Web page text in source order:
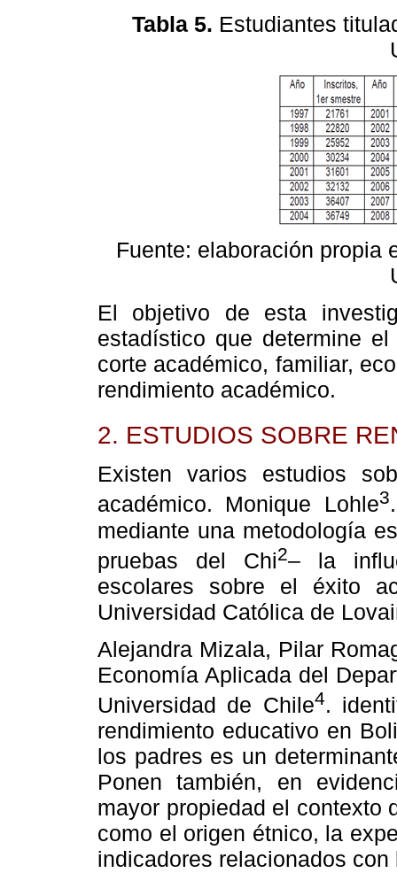
Tabla 5. Estudiantes
Fuente: elaboración propia
El objetivo de esta
estadístico que determine
corte académico, familiar,
rendimiento académico.
2. ESTUDIOS SOBRE
Existen varios estudios
académico. Monique Lohle3
mediante una metodología
pruebas del Chi2– la
escolares sobre el éxito
Universidad Católica de
Alejandra Mizala, Pilar
Economía Aplicada del
Universidad de Chile4.
rendimiento educativo en
los padres es un
Ponen también, en
mayor propiedad el contexto
como el origen étnico, la
indicadores relacionados